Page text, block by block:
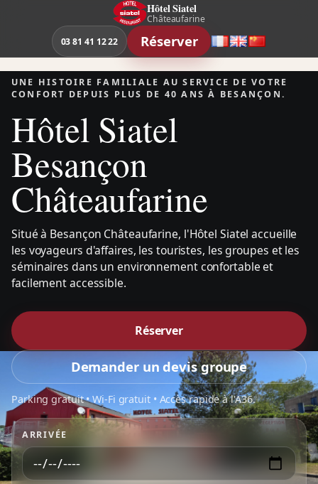
Hôtel Siatel
Châteaufarine
03 81 41 12 22
Réserver Français
English
中
文
UNE HISTOIRE FAMILIALE AU SERVICE DE VOTRE
CONFORT DEPUIS PLUS DE 40 ANS À BESANÇON.
Hôtel Siatel
Besançon
Châteaufarine
Situé à Besançon Châteaufarine, l'Hôtel Siatel accueille
les voyageurs d'affaires, les touristes, les groupes et les
séminaires dans un environnement confortable et
facilement accessible.
Réserver
Demander un devis groupe
Parking gratuit • Wi-Fi gratuit • Accès rapide à l'A36.
ARRIVÉE